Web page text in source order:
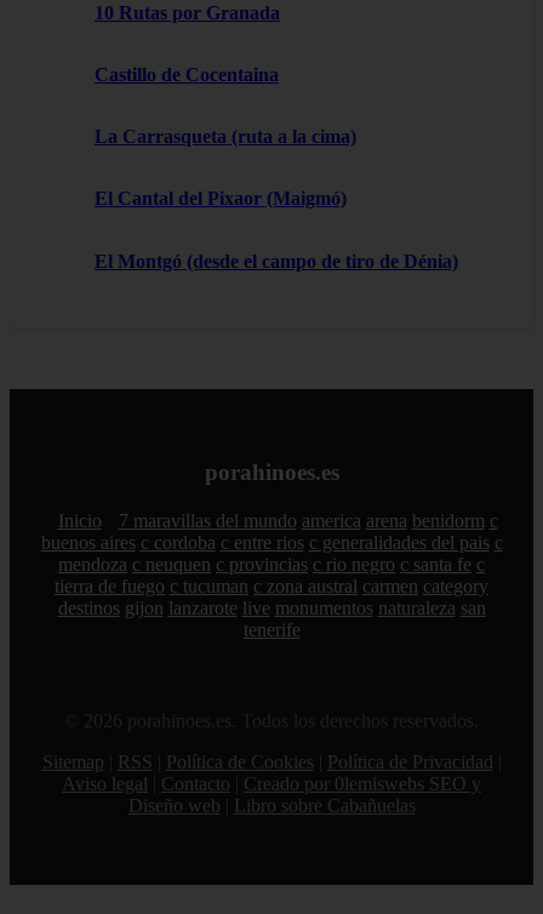
10 Rutas por Granada
Castillo de Cocentaina
La Carrasqueta (ruta a la cima)
El Cantal del Pixaor (Maigmó)
El Montgó (desde el campo de tiro de Dénia)
porahinoes.es
Inicio 7 maravillas del mundo america arena benidorm c
buenos aires c cordoba c entre rios c generalidades del pais c
mendoza c neuquen c provincias c rio negro c santa fe c
tierra de fuego c tucuman c zona austral carmen category
destinos gijon lanzarote live monumentos naturaleza san
tenerife
© 2026 porahinoes.es. Todos los derechos reservados.
Sitemap
RSS Política de Cookies Política de Privacidad
Aviso legal
Contacto
Creado por 0lemiswebs SEO y
Diseño web
Libro sobre Cabañuelas